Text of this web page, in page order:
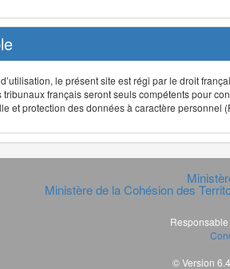
le présent site est régi par le droit
français seront seuls compétents pour
et protection des données à caractère personnel
Ministère de la Cohésion des
© Version